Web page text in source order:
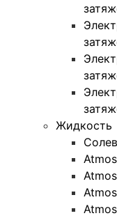
Жидкость